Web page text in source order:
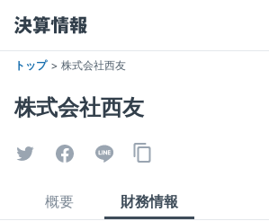
トップ 株式会社西友
株式会社西友
概要 財務情報